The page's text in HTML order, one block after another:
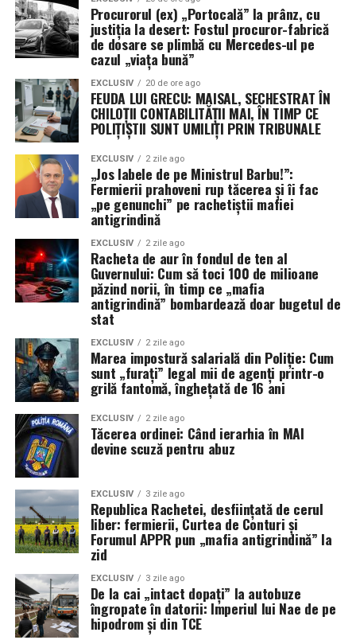
Procurorul (ex) „Portocală” la prânz, cu
justiția la desert: Fostul procuror-fabrică
de dosare se plimbă cu Mercedes-ul pe
cazul „viața bună”
EXCLUSIV 20 de ore ago
FEUDA LUI GRECU: MAISAL, SECHESTRAT ÎN
CHILOȚII CONTABILITĂȚII MAI, ÎN TIMP CE
POLIȚIȘTII SUNT UMILIȚI PRIN TRIBUNALE
EXCLUSIV 2 zile ago
„Jos labele de pe Ministrul Barbu!”:
Fermierii prahoveni rup tăcerea și îi fac
„pe genunchi” pe rachetiștii mafiei
antigrindină
EXCLUSIV 2 zile ago
Racheta de aur în fondul de ten al
Guvernului: Cum să toci 100 de milioane
păzind norii, în timp ce „mafia
antigrindină” bombardează doar bugetul de
stat
EXCLUSIV 2 zile ago
Marea impostură salarială din Poliție: Cum
sunt „furați” legal mii de agenți printr-o
grilă fantomă, înghețată de 16 ani
EXCLUSIV 2 zile ago
Tăcerea ordinei: Când ierarhia în MAI
devine scuză pentru abuz
EXCLUSIV 3 zile ago
Republica Rachetei, desființată de cerul
liber: fermierii, Curtea de Conturi și
Forumul APPR pun „mafia antigrindină” la
zid
EXCLUSIV 3 zile ago
De la cai „intact dopați” la autobuze
îngropate în datorii: Imperiul lui Nae de pe
hipodrom și din TCE